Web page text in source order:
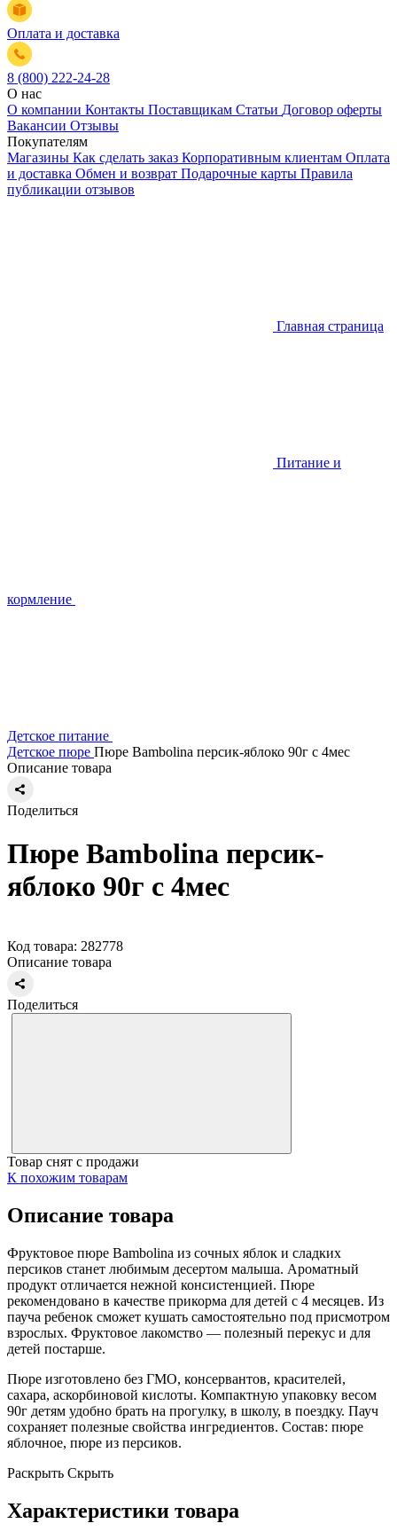
Оплата и доставка
8 (800) 222-24-28
О нас
О компании Контакты Поставщикам Статьи Договор оферты
Вакансии Отзывы
Покупателям
Магазины Как сделать заказ Корпоративным клиентам Оплата
и доставка Обмен и возврат Подарочные карты Правила
публикации отзывов
Главная страница
Питание и
кормление
Детское питание
Детское пюре Пюре Bambolina персик-яблоко 90г с 4мес
Описание товара
Поделиться
Пюре Bambolina персик-
яблоко 90г с 4мес
Код товара: 282778
Описание товара
Поделиться
Товар снят с продажи
К похожим товарам
Описание товара
Фруктовое пюре Bambolina из сочных яблок и сладких
персиков станет любимым десертом малыша. Ароматный
продукт отличается нежной консистенцией. Пюре
рекомендовано в качестве прикорма для детей с 4 месяцев. Из
пауча ребенок сможет кушать самостоятельно под присмотром
взрослых. Фруктовое лакомство — полезный перекус и для
детей постарше.
Пюре изготовлено без ГМО, консервантов, красителей,
сахара, аскорбиновой кислоты. Компактную упаковку весом
90г детям удобно брать на прогулку, в школу, в поездку. Пауч
сохраняет полезные свойства ингредиентов. Состав: пюре
яблочное, пюре из персиков.
Раскрыть Скрыть
Характеристики товара